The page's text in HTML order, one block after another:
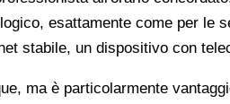
esattamente come per le
stabile, un dispositivo con
ma è particolarmente